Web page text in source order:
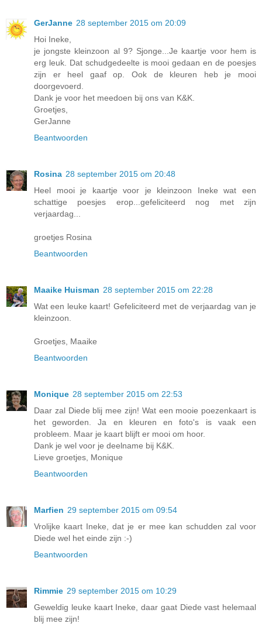
GerJanne 28 september 2015 om 20:09
Hoi Ineke,
je jongste kleinzoon al 9? Sjonge...Je kaartje voor hem is
erg leuk. Dat schudgedeelte is mooi gedaan en de poesjes
zijn er heel gaaf op. Ook de kleuren heb je mooi
doorgevoerd.
Dank je voor het meedoen bij ons van K&K.
Groetjes,
GerJanne
Beantwoorden
Rosina 28 september 2015 om 20:48
Heel mooi je kaartje voor je kleinzoon Ineke wat een
schattige poesjes erop...gefeliciteerd nog met zijn
verjaardag...
groetjes Rosina
Beantwoorden
Maaike Huisman 28 september 2015 om 22:28
Wat een leuke kaart! Gefeliciteerd met de verjaardag van je
kleinzoon.
Groetjes, Maaike
Beantwoorden
Monique 28 september 2015 om 22:53
Daar zal Diede blij mee zijn! Wat een mooie poezenkaart is
het geworden. Ja en kleuren en foto's is vaak een
probleem. Maar je kaart blijft er mooi om hoor.
Dank je wel voor je deelname bij K&K.
Lieve groetjes, Monique
Beantwoorden
Marfien 29 september 2015 om 09:54
Vrolijke kaart Ineke, dat je er mee kan schudden zal voor
Diede wel het einde zijn :-)
Beantwoorden
Rimmie 29 september 2015 om 10:29
Geweldig leuke kaart Ineke, daar gaat Diede vast helemaal
blij mee zijn!